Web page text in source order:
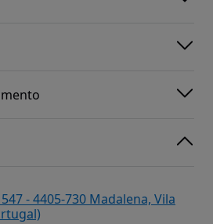
- 4405-730 Madalena, Vila